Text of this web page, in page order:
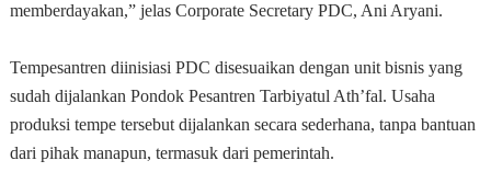
memberdayakan,” jelas Corporate Secretary PDC, Ani Aryani.
Tempesantren diinisiasi PDC disesuaikan dengan unit bisnis yang
sudah dijalankan Pondok Pesantren Tarbiyatul Ath’fal. Usaha
produksi tempe tersebut dijalankan secara sederhana, tanpa bantuan
dari pihak manapun, termasuk dari pemerintah.